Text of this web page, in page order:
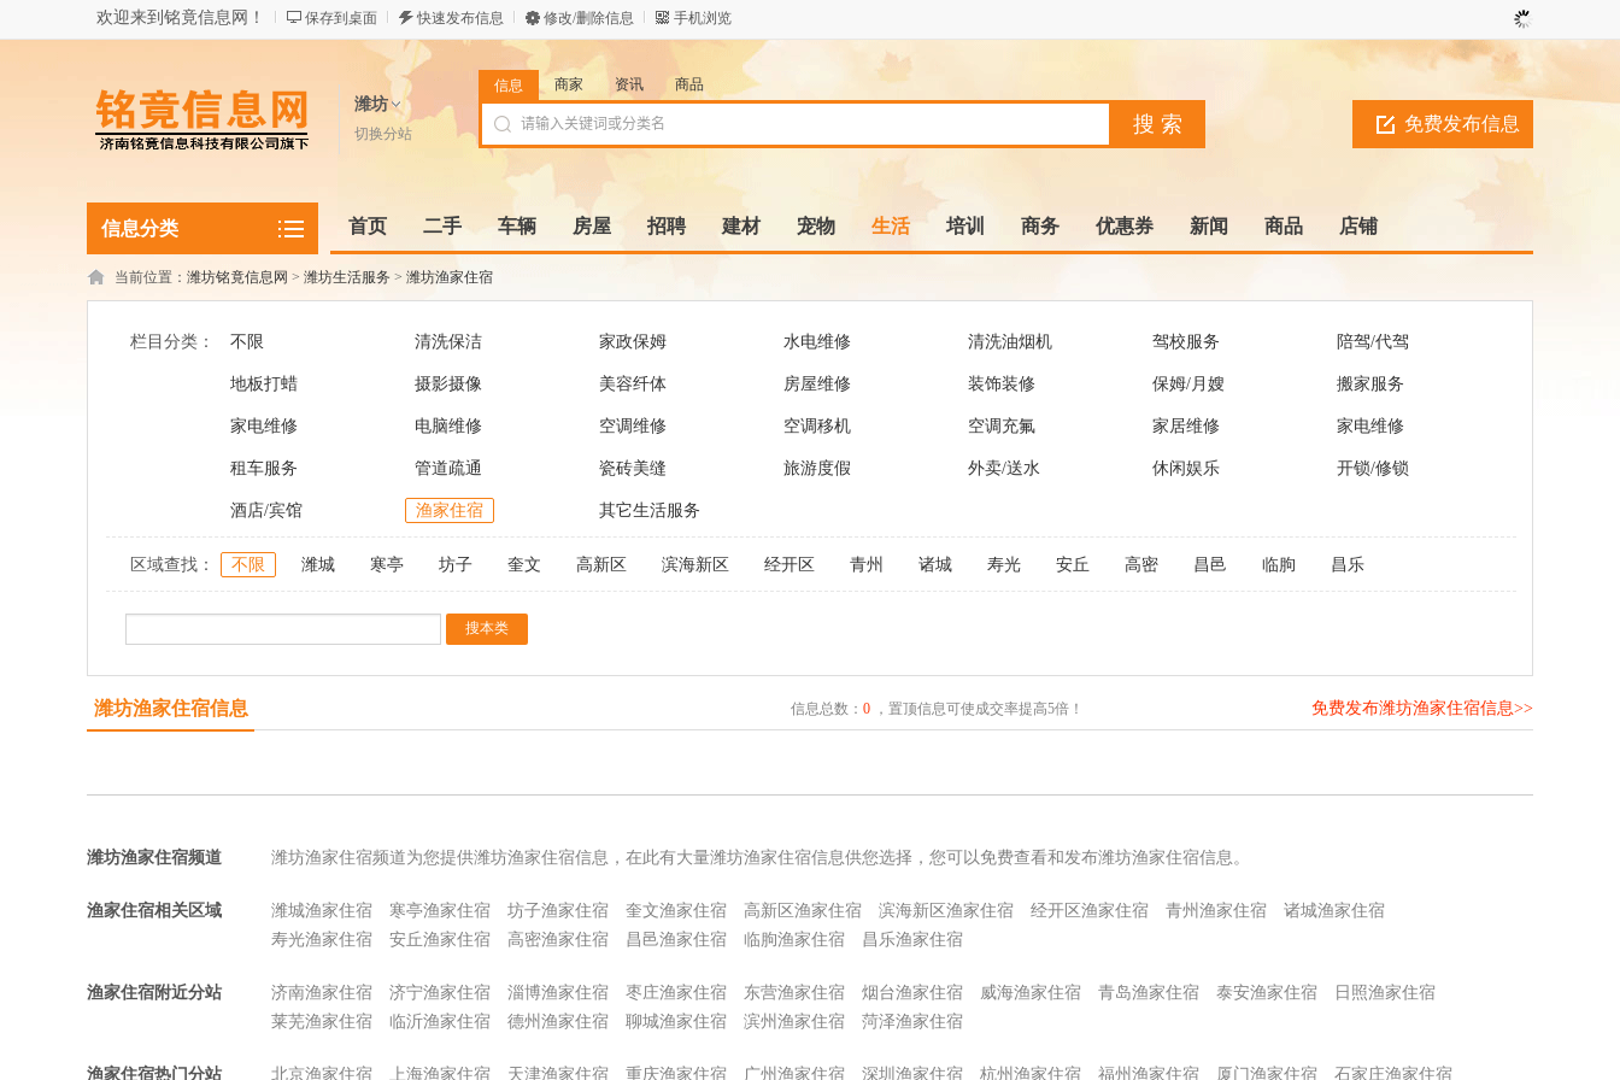
欢迎来到铭竟信息网！ 保存到桌面 快速发布信息 修改/删除信息 手机浏览
潍坊
切换分站 免费发布信息
信息 商家 资讯 商品
信息分类 首页 二手 车辆 房屋 招聘 建材 宠物 生活 培训 商务 优惠券 新闻 商品 店铺
当前位置： 潍坊铭竟信息网 > 潍坊生活服务 > 潍坊渔家住宿
栏目分类： 不限 清洗保洁 家政保姆 水电维修 清洗油烟机 驾校服务 陪驾/代驾
地板打蜡 摄影摄像 美容纤体 房屋维修 装饰装修 保姆/月嫂 搬家服务
家电维修 电脑维修 空调维修 空调移机 空调充氟 家居维修 家电维修
租车服务 管道疏通 瓷砖美缝 旅游度假 外卖/送水 休闲娱乐 开锁/修锁
酒店/宾馆 渔家住宿 其它生活服务
区域查找： 不限 潍城 寒亭 坊子 奎文 高新区 滨海新区 经开区 青州 诸城 寿光 安丘 高密 昌邑 临朐 昌乐
潍坊渔家住宿信息 信息总数： 0，置顶信息可使成交率提高5倍！ 免费发布潍坊渔家住宿信息>>
潍坊渔家住宿频道 潍坊渔家住宿频道为您提供潍坊渔家住宿信息，在此有大量潍坊渔家住宿信息供您选择，您可以免费查看和发布潍坊渔家住宿信息。
渔家住宿相关区域 潍城渔家住宿 寒亭渔家住宿 坊子渔家住宿 奎文渔家住宿 高新区渔家住宿 滨海新区渔家住宿 经开区渔家住宿 青州渔家住宿
诸城渔家住宿
寿光渔家住宿
安丘渔家住宿 高密渔家住宿 昌邑渔家住宿 临朐渔家住宿 昌乐渔家住宿
渔家住宿附近分站 济南渔家住宿 济宁渔家住宿 淄博渔家住宿 枣庄渔家住宿 东营渔家住宿 烟台渔家住宿 威海渔家住宿 青岛渔家住宿 泰安渔家住宿
日照渔家住宿
莱芜渔家住宿
临沂渔家住宿 德州渔家住宿 聊城渔家住宿 滨州渔家住宿 菏泽渔家住宿
渔家住宿热门分站 北京渔家住宿 上海渔家住宿 天津渔家住宿 重庆渔家住宿 广州渔家住宿 深圳渔家住宿 杭州渔家住宿 福州渔家住宿 厦门渔家住宿 石家庄渔家住宿